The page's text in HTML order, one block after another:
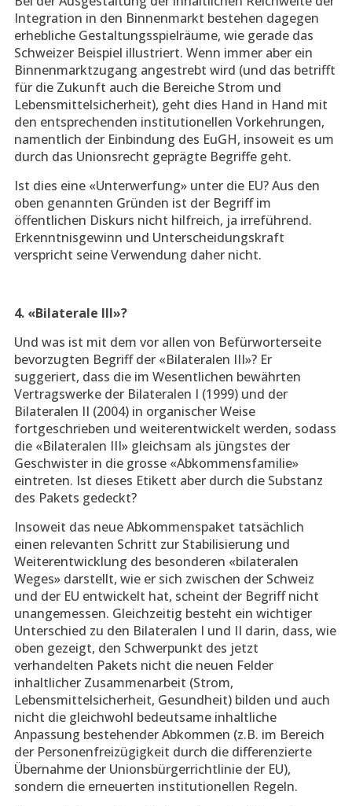
Integration in den Binnenmarkt bestehen dagegen
erhebliche Gestaltungsspielräume, wie gerade das
Schweizer Beispiel illustriert. Wenn immer aber ein
Binnenmarktzugang angestrebt wird (und das betrifft
für die Zukunft auch die Bereiche Strom und
Lebensmittelsicherheit), geht dies Hand in Hand mit
den entsprechenden institutionellen Vorkehrungen,
namentlich der Einbindung des EuGH, insoweit es um
durch das Unionsrecht geprägte Begriffe geht.
Ist dies eine «Unterwerfung» unter die EU? Aus den
oben genannten Gründen ist der Begriff im
öffentlichen Diskurs nicht hilfreich, ja irreführend.
Erkenntnisgewinn und Unterscheidungskraft
verspricht seine Verwendung daher nicht.
4. «Bilaterale III»?
Und was ist mit dem vor allen von Befürworterseite
bevorzugten Begriff der «Bilateralen III»? Er
suggeriert, dass die im Wesentlichen bewährten
Vertragswerke der Bilateralen I (1999) und der
Bilateralen II (2004) in organischer Weise
fortgeschrieben und weiterentwickelt werden, sodass
die «Bilateralen III» gleichsam als jüngstes der
Geschwister in die grosse «Abkommensfamilie»
eintreten. Ist dieses Etikett aber durch die Substanz
des Pakets gedeckt?
Insoweit das neue Abkommenspaket tatsächlich
einen relevanten Schritt zur Stabilisierung und
Weiterentwicklung des besonderen «bilateralen
Weges» darstellt, wie er sich zwischen der Schweiz
und der EU entwickelt hat, scheint der Begriff nicht
unangemessen. Gleichzeitig besteht ein wichtiger
Unterschied zu den Bilateralen I und II darin, dass, wie
oben gezeigt, den Schwerpunkt des jetzt
verhandelten Pakets nicht die neuen Felder
inhaltlicher Zusammenarbeit (Strom,
Lebensmittelsicherheit, Gesundheit) bilden und auch
nicht die gleichwohl bedeutsame inhaltliche
Anpassung bestehender Abkommen (z.B. im Bereich
der Personenfreizügigkeit durch die differenzierte
Übernahme der Unionsbürgerrichtlinie der EU),
sondern die erneuerten institutionellen Regeln.